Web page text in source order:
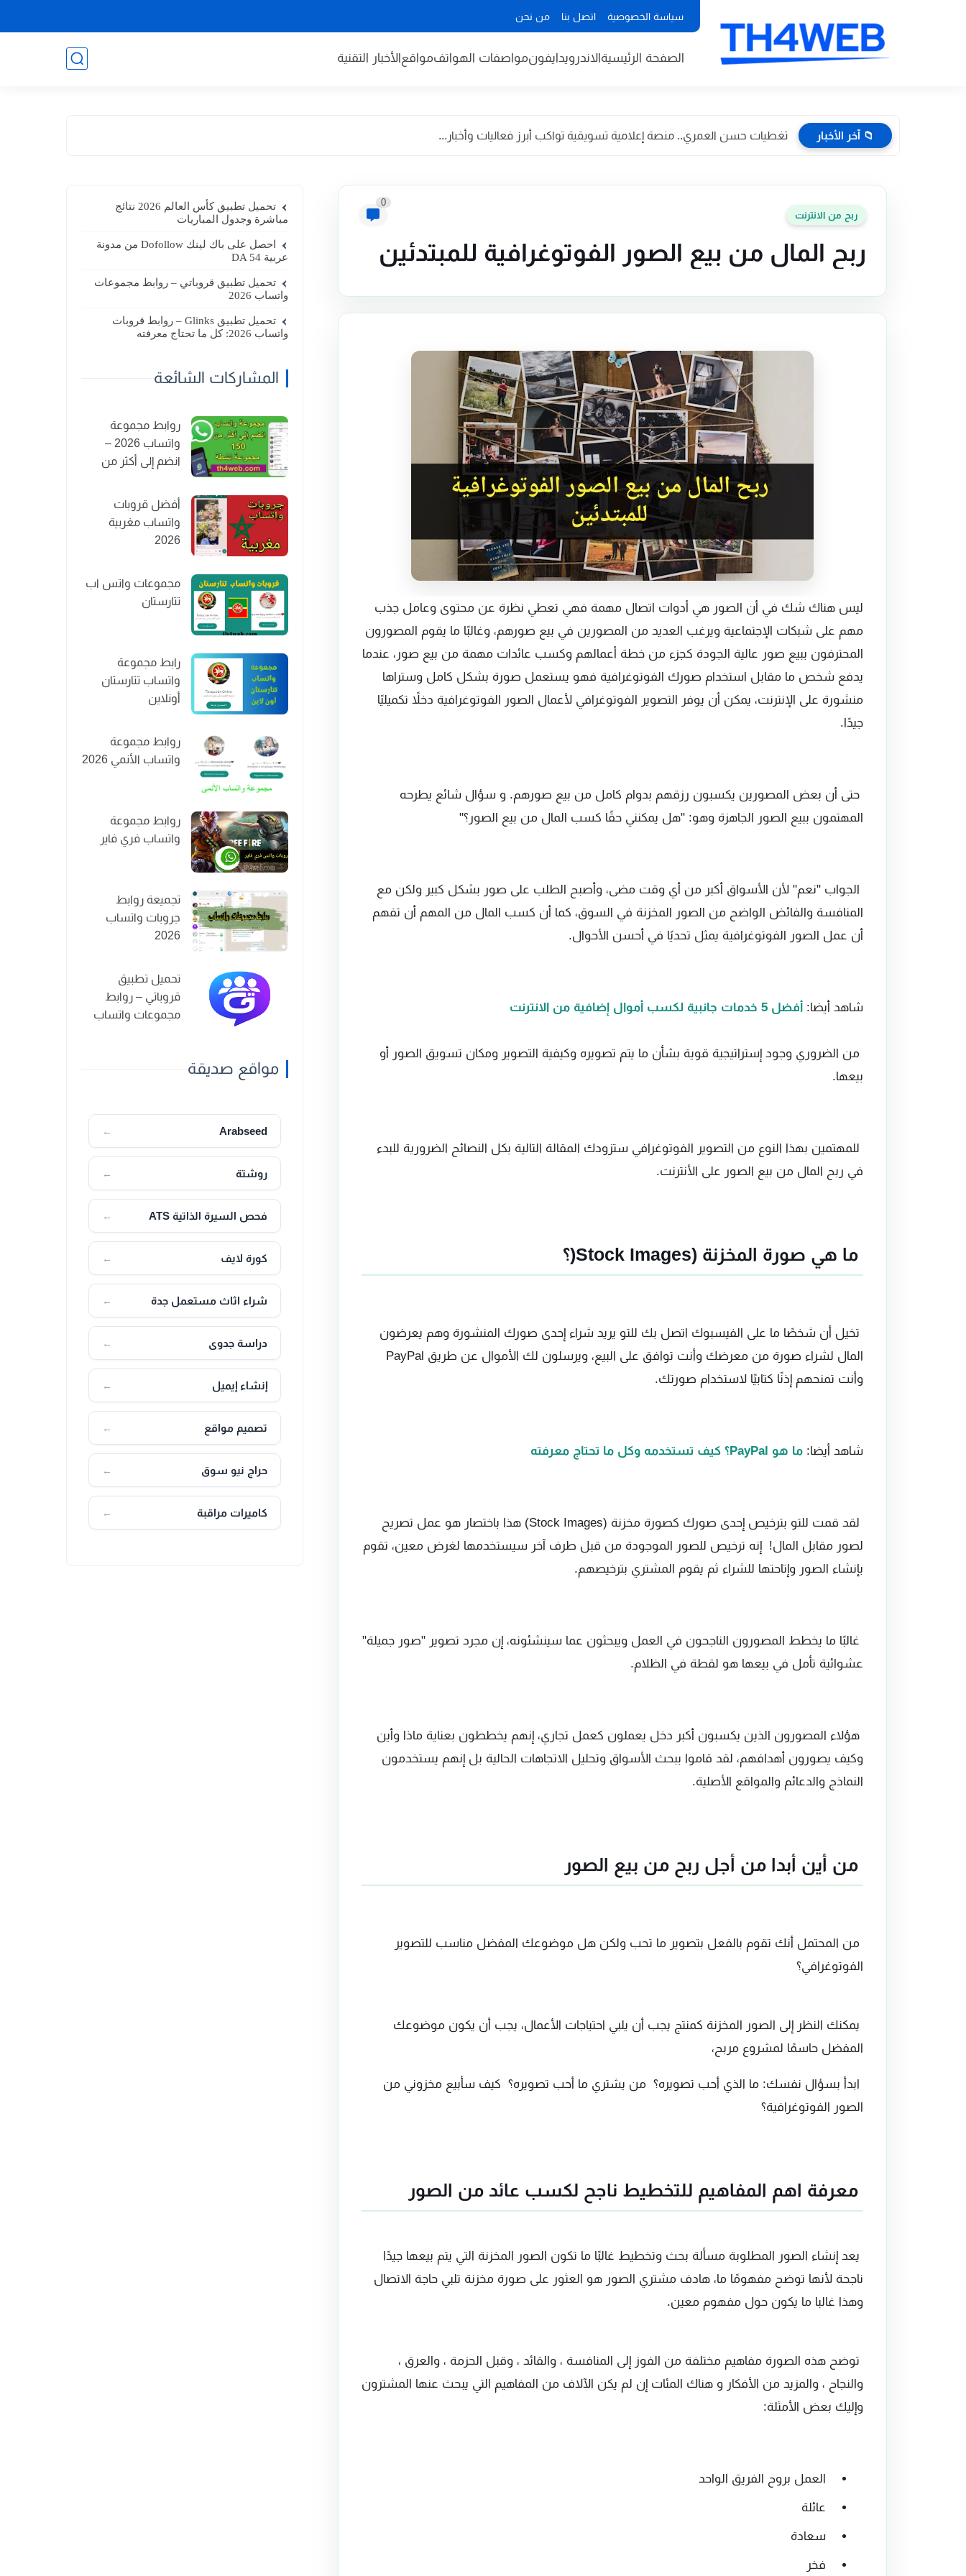
سياسة الخصوصية اتصل بنا من نحن
الصفحة الرئيسيةالاندرويدايفونمواصفات الهواتفمواقعالأخبار التقنية
📁 آخر الأخبار تغطيات حسن العمري.. منصة إعلامية تسويقية تواكب أبرز فعاليات وأخبار...
ربح من الانترنت
0
ربح المال من بيع الصور الفوتوغرافية للمبتدئين
ليس هناك شك في أن الصور هي أدوات اتصال مهمة فهي تعطي نظرة عن محتوى وعامل جذب
مهم على شبكات الإجتماعية ويرغب العديد من المصورين في بيع صورهم، وغالبًا ما يقوم المصورون
المحترفون ببيع صور عالية الجودة كجزء من خطة أعمالهم وكسب عائدات مهمة من بيع صور، عندما
يدفع شخص ما مقابل استخدام صورك الفوتوغرافية فهو يستعمل صورة بشكل كامل وستراها
منشورة على الإنترنت، يمكن أن يوفر التصوير الفوتوغرافي لأعمال الصور الفوتوغرافية دخلاً تكميليًا
جيدًا.
حتى أن بعض المصورين يكسبون رزقهم بدوام كامل من بيع صورهم. و سؤال شائع يطرحه
المهتمون ببيع الصور الجاهزة وهو: "هل يمكنني حقًا كسب المال من بيع الصور؟"
الجواب "نعم" لأن الأسواق أكبر من أي وقت مضى، وأصبح الطلب على صور بشكل كبير ولكن مع
المنافسة والفائض الواضح من الصور المخزنة في السوق، كما أن كسب المال من المهم أن تفهم
أن عمل الصور الفوتوغرافية يمثل تحديًا في أحسن الأحوال.
شاهد أيضا: أفضل 5 خدمات جانبية لكسب أموال إضافية من الانترنت
من الضروري وجود إستراتيجية قوية بشأن ما يتم تصويره وكيفية التصوير ومكان تسويق الصور أو
بيعها.
للمهتمين بهذا النوع من التصوير الفوتوغرافي ستزودك المقالة التالية بكل النصائح الضرورية للبدء
في ربح المال من بيع الصور على الأنترنت.
ما هي صورة المخزنة (Stock Images(؟
تخيل أن شخصًا ما على الفيسبوك اتصل بك للتو يريد شراء إحدى صورك المنشورة وهم يعرضون
المال لشراء صورة من معرضك وأنت توافق على البيع، ويرسلون لك الأموال عن طريق PayPal
وأنت تمنحهم إذنًا كتابيًا لاستخدام صورتك.
شاهد أيضا: ما هو PayPal؟ كيف تستخدمه وكل ما تحتاج معرفته
لقد قمت للتو بترخيص إحدى صورك كصورة مخزنة (Stock Images) هذا باختصار هو عمل تصريح
لصور مقابل المال! إنه ترخيص للصور الموجودة من قبل طرف آخر سيستخدمها لغرض معين، تقوم
بإنشاء الصور وإتاحتها للشراء ثم يقوم المشتري بترخيصهم.
غالبًا ما يخطط المصورون الناجحون في العمل ويبحثون عما سينشئونه، إن مجرد تصوير "صور جميلة"
عشوائية تأمل في بيعها هو لقطة في الظلام.
هؤلاء المصورون الذين يكسبون أكبر دخل يعملون كعمل تجاري، إنهم يخططون بعناية ماذا وأين
وكيف يصورون أهدافهم، لقد قاموا ببحث الأسواق وتحليل الاتجاهات الحالية بل إنهم يستخدمون
النماذج والدعائم والمواقع الأصلية.
من أين أبدا من أجل ربح من بيع الصور
من المحتمل أنك تقوم بالفعل بتصوير ما تحب ولكن هل موضوعك المفضل مناسب للتصوير
الفوتوغرافي؟
يمكنك النظر إلى الصور المخزنة كمنتج يجب أن يلبي احتياجات الأعمال، يجب أن يكون موضوعك
المفضل حاسمًا لمشروع مربح،
ابدأ بسؤال نفسك: ما الذي أحب تصويره؟ من يشتري ما أحب تصويره؟ كيف سأبيع مخزوني من
الصور الفوتوغرافية؟
معرفة اهم المفاهيم للتخطيط ناجح لكسب عائد من الصور
يعد إنشاء الصور المطلوبة مسألة بحث وتخطيط غالبًا ما تكون الصور المخزنة التي يتم بيعها جيدًا
ناجحة لأنها توضح مفهومًا ما، هادف مشتري الصور هو العثور على صورة مخزنة تلبي حاجة الاتصال
وهذا غالبا ما يكون حول مفهوم معين.
توضح هذه الصورة مفاهيم مختلفة من الفوز إلى المنافسة ، والقائد ، وقبل الحزمة ، والعرق ،
والنجاح ، والمزيد من الأفكار و هناك المئات إن لم يكن الآلاف من المفاهيم التي يبحث عنها المشترون
وإليك بعض الأمثلة:
العمل بروح الفريق الواحد
عائلة
سعادة
فخر
تحميل تطبيق كأس العالم 2026 نتائج
مباشرة وجدول المباريات
احصل على باك لينك Dofollow من مدونة
عربية DA 54
تحميل تطبيق قروباتي – روابط مجموعات
واتساب 2026
تحميل تطبيق Glinks – روابط قروبات
واتساب 2026: كل ما تحتاج معرفته
المشاركات الشائعة
روابط مجموعة
واتساب 2026 –
انضم إلى أكثر من
أفضل قروبات
واتساب مغربية
2026
مجموعات واتس اب
تتارستان
رابط مجموعة
واتساب تتارستان
أونلاين
روابط مجموعة
واتساب الأنمي 2026
روابط مجموعة
واتساب فري فاير
تجميعة روابط
جروبات واتساب
2026
تحميل تطبيق
قروباتي – روابط
مجموعات واتساب
مواقع صديقة
Arabseed
←
روشتة ←
فحص السيرة الذاتية ATS ←
كورة لايف ←
شراء اثاث مستعمل جدة ←
دراسة جدوى ←
إنشاء إيميل ←
تصميم مواقع ←
حراج نيو سوق ←
كاميرات مراقبة ←